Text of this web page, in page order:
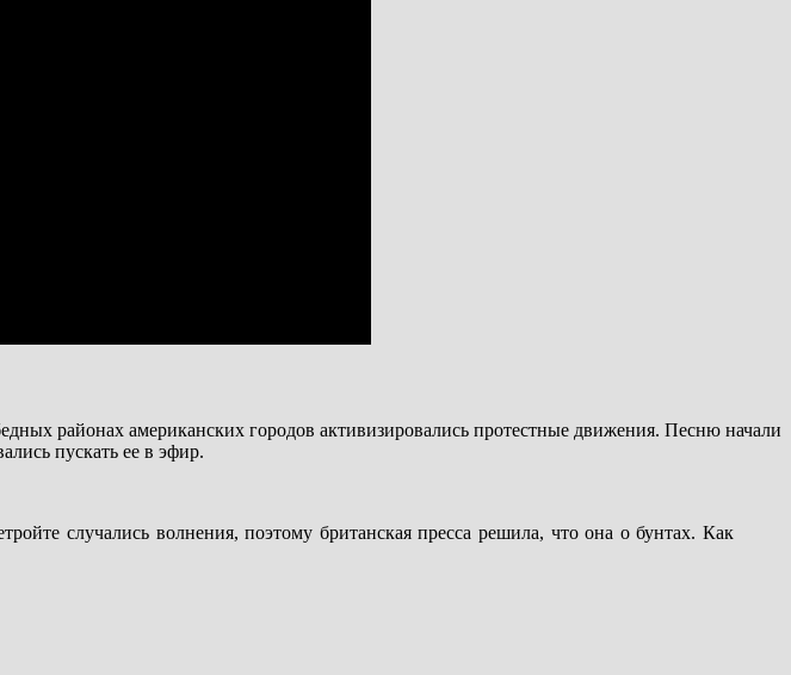
районах американских городов активизировались протестные движения. Песню начали
пускать ее в эфир.
случались волнения, поэтому британская пресса решила, что она о бунтах. Как